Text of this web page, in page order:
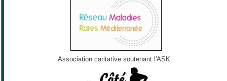
Association caritative soutenant l'ASK :